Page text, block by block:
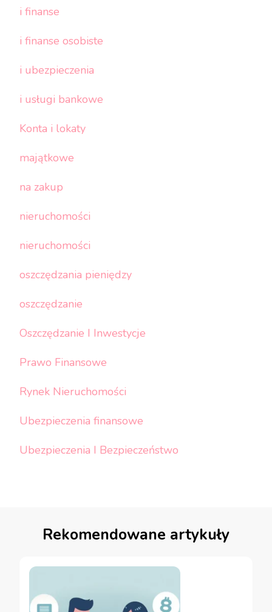
i finanse
i finanse osobiste
i ubezpieczenia
i usługi bankowe
Konta i lokaty
majątkowe
na zakup
nieruchomości
nieruchomości
oszczędzania pieniędzy
oszczędzanie
Oszczędzanie I Inwestycje
Prawo Finansowe
Rynek Nieruchomości
Ubezpieczenia finansowe
Ubezpieczenia I Bezpieczeństwo
Rekomendowane artykuły